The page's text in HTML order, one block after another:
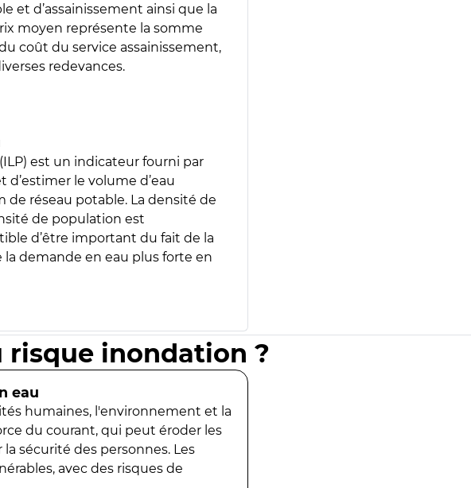
et d’assainissement ainsi que la
moyen représente la somme
coût du service assainissement,
redevances.
est un indicateur fourni par
d’estimer le volume d’eau
de réseau potable. La densité de
de population est
d’être important du fait de la
demande en eau plus forte en
risque inondation ?
eau
humaines, l'environnement et la
du courant, qui peut éroder les
sécurité des personnes. Les
avec des risques de